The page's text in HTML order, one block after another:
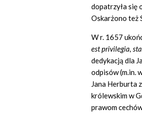
dopatrzyła się
Oskarżono też
W r. 1657
estprivilegia,
dedykacją dla
odpisów (m.in.
Jana Herburta
królewskim w
prawom